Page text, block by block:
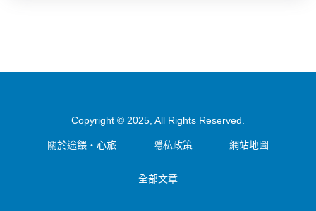
Copyright © 2025, All Rights Reserved.
關於途餵・心旅 隱私政策 網站地圖
全部文章